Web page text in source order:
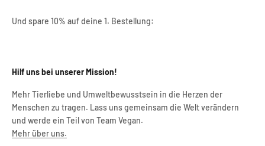
Und spare 10% auf deine 1. Bestellung:
Hilf uns bei unserer Mission!
Mehr Tierliebe und Umweltbewusstsein in die Herzen der
Menschen zu tragen. Lass uns gemeinsam die Welt verändern
und werde ein Teil von Team Vegan.
Mehr über uns.